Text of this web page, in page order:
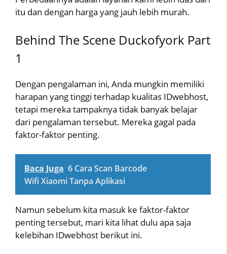
itu dan dengan harga yang jauh lebih murah.
Behind The Scene Duckofyork Part
1
Dengan pengalaman ini, Anda mungkin memiliki
harapan yang tinggi terhadap kualitas IDwebhost,
tetapi mereka tampaknya tidak banyak belajar
dari pengalaman tersebut. Mereka gagal pada
faktor-faktor penting.
Baca Juga 6 Cara Scan Barcode
Wifi Xiaomi Tanpa Aplikasi
Namun sebelum kita masuk ke faktor-faktor
penting tersebut, mari kita lihat dulu apa saja
kelebihan IDwebhost berikut ini.